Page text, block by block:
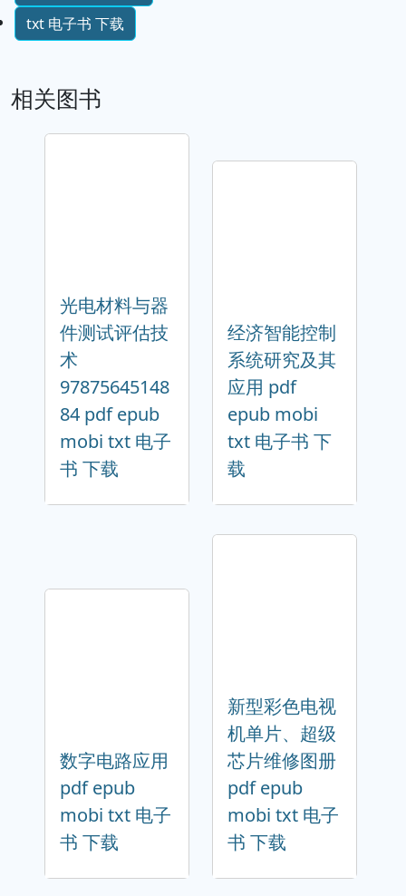
txt 电子书 下载
相关图书
光电材料与器
件测试评估技
术
97875645148
84 pdf epub
mobi txt 电子
书 下载
经济智能控制
系统研究及其
应用 pdf
epub mobi
txt 电子书 下
载
数字电路应用
pdf epub
mobi txt 电子
书 下载
新型彩色电视
机单片、超级
芯片维修图册
pdf epub
mobi txt 电子
书 下载